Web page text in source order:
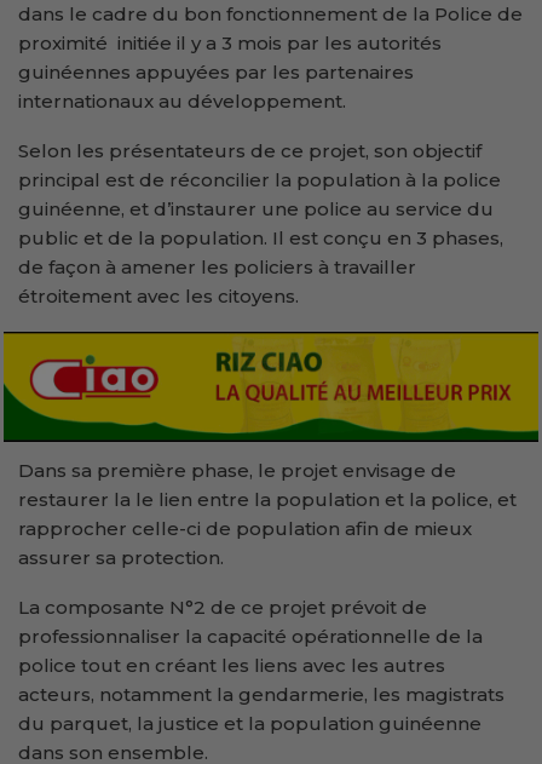
dans le cadre du bon fonctionnement de la Police de
proximité initiée il y a 3 mois par les autorités
guinéennes appuyées par les partenaires
internationaux au développement.
Selon les présentateurs de ce projet, son objectif
principal est de réconcilier la population à la police
guinéenne, et d’instaurer une police au service du
public et de la population. Il est conçu en 3 phases,
de façon à amener les policiers à travailler
étroitement avec les citoyens.
Dans sa première phase, le projet envisage de
restaurer la le lien entre la population et la police, et
rapprocher celle-ci de population afin de mieux
assurer sa protection.
La composante N°2 de ce projet prévoit de
professionnaliser la capacité opérationnelle de la
police tout en créant les liens avec les autres
acteurs, notamment la gendarmerie, les magistrats
du parquet, la justice et la population guinéenne
dans son ensemble.